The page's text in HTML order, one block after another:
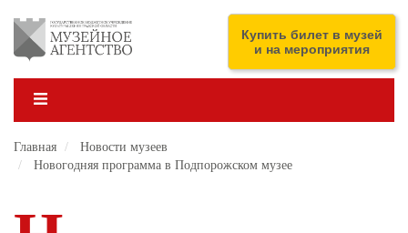
основному
содержанию
ENG
Купить билет в музей
и на мероприятия
Главная
Новости музеев
Новогодняя программа в Подпорожском музее